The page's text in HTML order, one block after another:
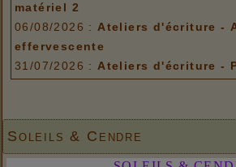
matériel 2
06/08/2026 : Ateliers d'écriture -
effervescente
31/07/2026 : Ateliers d'écriture -
matériel 2
Soleils & Cendre